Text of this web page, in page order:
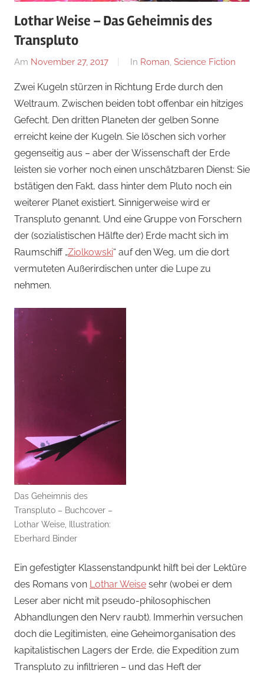
Lothar Weise – Das Geheimnis des
Transpluto
Am November 27, 2017
Von
In Roman, Science Fiction
Zwei Kugeln stürzen in Richtung Erde durch den
Weltraum. Zwischen beiden tobt offenbar ein hitziges
Gefecht. Den dritten Planeten der gelben Sonne
erreicht keine der Kugeln. Sie löschen sich vorher
gegenseitig aus – aber der Wissenschaft der Erde
leisten sie vorher noch einen unschätzbaren Dienst: Sie
bstätigen den Fakt, dass hinter dem Pluto noch ein
weiterer Planet existiert. Sinnigerweise wird er
Transpluto genannt. Und eine Gruppe von Forschern
der (sozialistischen Hälfte der) Erde macht sich im
Raumschiff „Ziolkowski“ auf den Weg, um die dort
vermuteten Außerirdischen unter die Lupe zu
nehmen.
Das Geheimnis des
Transpluto – Buchcover –
Lothar Weise, Illustration:
Eberhard Binder
Ein gefestigter Klassenstandpunkt hilft bei der Lektüre
des Romans von Lothar Weise sehr (wobei er dem
Leser aber nicht mit pseudo-philosophischen
Abhandlungen den Nerv raubt). Immerhin versuchen
doch die Legitimisten, eine Geheimorganisation des
kapitalistischen Lagers der Erde, die Expedition zum
Transpluto zu infiltrieren – und das Heft der